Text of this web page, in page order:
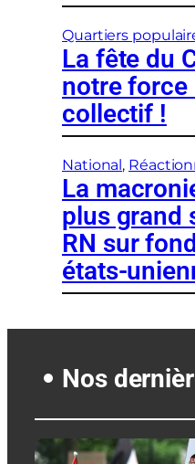
Quartiers
La fête du
notre force
collectif !
National,
La
plus grand
RN sur
états-
Nos